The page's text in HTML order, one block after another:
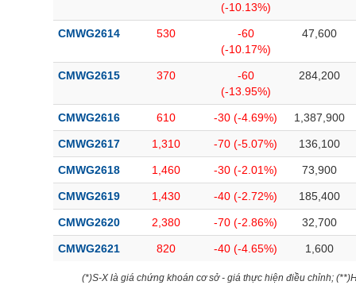
(-10.13%)
CMWG2614 530
-60
(-10.17%)
47,600
CMWG2615 370
-60
(-13.95%)
284,200
CMWG2616 610 -30 (-4.69%) 1,387,900
CMWG2617 1,310 -70 (-5.07%) 136,100
CMWG2618 1,460 -30 (-2.01%) 73,900
CMWG2619 1,430 -40 (-2.72%) 185,400
CMWG2620 2,380 -70 (-2.86%) 32,700
CMWG2621 820 -40 (-4.65%) 1,600
(*)S-X là giá chứng khoán cơ sở - giá thực hiện điều chỉnh;
Công cụ đầu tư
Dữ liệu tài chính